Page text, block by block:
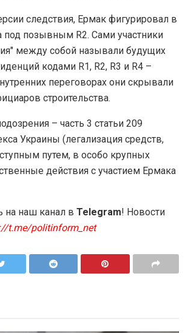
следствия, Ермак фигурировал в
под позывным R2. Сами участники
между собой называли будущих
кодами R1, R2, R3 и R4 –
переговорах они скрывали
строительства.
– часть 3 статьи 209
Украины (легализация средств,
путем, в особо крупных
действия с участием Ермака
на наш канал в Telegram! Новости
t.me/politinform_net